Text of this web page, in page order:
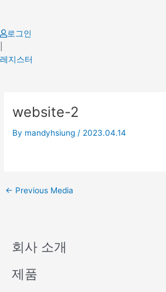
content
로그인
레지스터
website-2
By mandyhsiung / 2023.04.14
navigation
← Previous Media
회사 소개
제품